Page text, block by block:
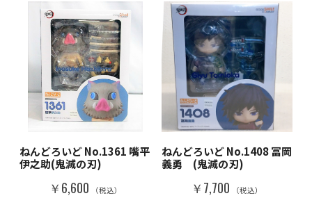
ねんどろいど No.1361 嘴平
伊之助(鬼滅の刃)
￥6,600 （税込）
ねんどろいど No.1408 冨岡
義勇 (鬼滅の刃)
￥7,700 （税込）